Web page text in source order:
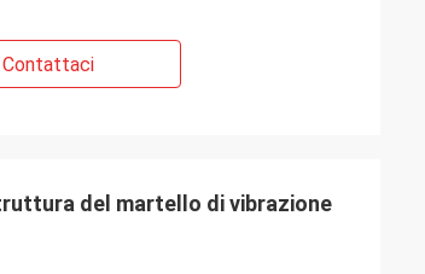
Contattaci
del martello di vibrazione